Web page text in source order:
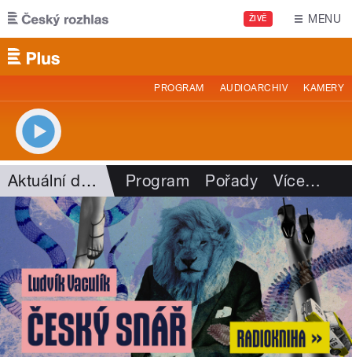
Přejít k hlavnímu obsahu
ŽIVĚ MENU
PROGRAM AUDIOARCHIV KAMERY
Aktuální dění Program Pořady Více…